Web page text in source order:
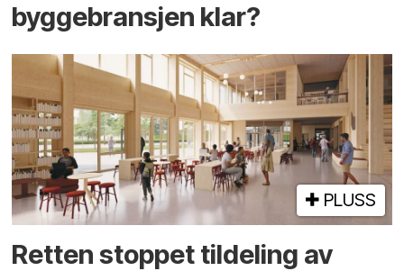
byggebransjen klar?
PLUSS
Retten stoppet tildeling av